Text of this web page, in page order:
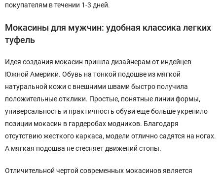
покупателям в течении 1-3 дней.
Мокасины для мужчин: удобная классика легких
туфель
Идея создания мокасин пришла дизайнерам от индейцев
Южной Америки. Обувь на тонкой подошве из мягкой
натуральной кожи с внешними швами быстро получила
положительные отклики. Простые, понятные линии формы,
универсальность и практичность обуви еще больше укрепило
позиции мокасин в гардеробах модников. Благодаря
отсутствию жесткого каркаса, модели отлично садятся на ногах.
А мягкая подошва не стесняет движений стопы.
Отличительной чертой современных мокасинов является